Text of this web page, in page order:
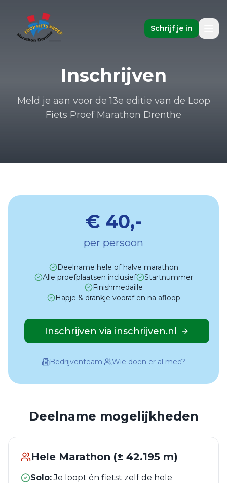
Schrijf je in
Inschrijven
Meld je aan voor de 13e editie van de Loop
Fiets Proef Marathon Drenthe
€ 40,-
per persoon
Deelname hele of halve marathon
Alle proefplaatsen inclusief
Startnummer
Finishmedaille
Hapje & drankje vooraf en na afloop
Inschrijven via inschrijven.nl
Bedrijventeam· Wie doen er al mee?
Deelname mogelijkheden
Hele Marathon (± 42.195 m)
Solo:Je loopt én fietst zelf de hele